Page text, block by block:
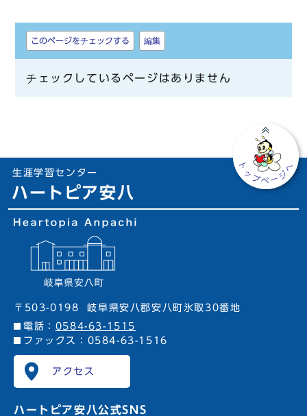
しおり
このページをチェックする 編集
チェックしているページはありません
生涯学習センター
ハートピア安八
〒503-0198
岐阜県安八郡安八町氷取30番地
電話： 0584-63-1515
ファックス：0584-63-1516
アクセス
ハートピア安八公式SNS